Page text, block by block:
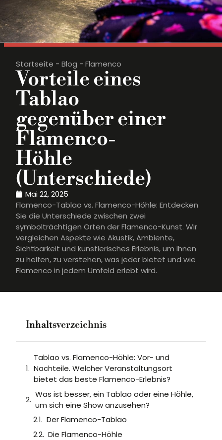
Startseite - Blog - Flamenco
Vorteile eines
Tablao
gegenüber einer
Flamenco-
Höhle
(Unterschiede)
Mai 22, 2025
Flamenco-Tablao vs. Flamenco-Höhle: Entdecken
Sie die Unterschiede zwischen zwei
symbolträchtigen Orten der Flamenco-Kunst. Wir
vergleichen Aspekte wie Akustik, Ambiente,
Sichtbarkeit und künstlerisches Erlebnis, um Ihnen
zu helfen, zu verstehen, was jeder bietet und wie
Flamenco in jedem Umfeld erlebt wird.
Inhaltsverzeichnis
Tablao vs. Flamenco-Höhle: Vor- und
Nachteile. Welcher Veranstaltungsort
bietet das beste Flamenco-Erlebnis?
Was ist besser, ein Tablao oder eine Höhle,
um sich eine Show anzusehen?
Der Flamenco-Tablao
Die Flamenco-Höhle